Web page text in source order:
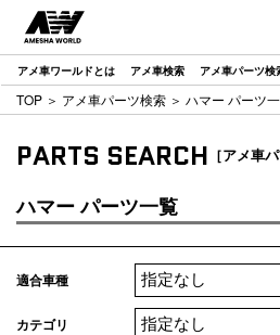
アメ車ワールドとは アメ車検索 アメ車パーツ検
TOP ＞ アメ車パーツ検索 ＞ ハマー パーツ
PARTS SEARCH ［アメ車
ハマー パーツ一覧
適合車種
カテゴリ